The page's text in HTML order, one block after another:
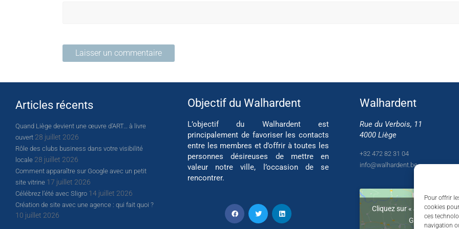
Pour offrir
cookies
ces
navigation
Articles récents
Quand Liège devient une œuvre d’ART… à livre
ouvert 28 juillet 2026
Rôle des clubs business dans votre visibilité
locale 28 juillet 2026
Comment apparaître sur Google avec un petit
site vitrine 17 juillet 2026
Célébrez l’été avec Sligro 14 juillet 2026
Création de site avec une agence : qui fait quoi ?
10 juillet 2026
Objectif du Walhardent
L’objectif du Walhardent est
principalement de favoriser les contacts
entre les membres et d’offrir à toutes les
personnes désireuses de mettre en
valeur notre ville, l’occasion de se
rencontrer.
Walhardent
Rue du Verbois, 11
4000 Liège
+32 472 82 31 04
info@walhardent.be
Cliquez sur « J’accepte »
Google maps